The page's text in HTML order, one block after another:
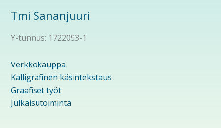
Tmi Sananjuuri
Y-tunnus: 1722093-1
Verkkokauppa
Kalligrafinen käsintekstaus
Graafiset työt
Julkaisutoiminta